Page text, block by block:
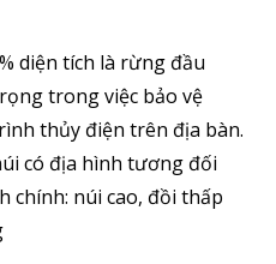
diện tích là rừng đầu
trong việc bảo vệ
thủy điện trên địa bàn.
có địa hình tương đối
chính: núi cao, đồi thấp